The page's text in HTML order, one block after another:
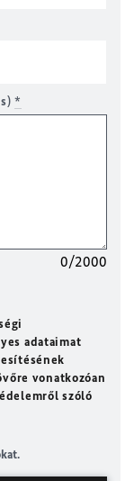
*
0/2000
adataimat
vonatkozóan
szóló